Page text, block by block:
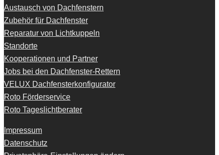
Austausch von Dachfenstern
Zubehör für Dachfenster
Reparatur von Lichtkuppeln
Standorte
Kooperationen und Partner
Jobs bei den Dachfenster-Rettern
VELUX Dachfensterkonfigurator
Roto Förderservice
Roto Tageslichtberater
Impressum
Datenschutz